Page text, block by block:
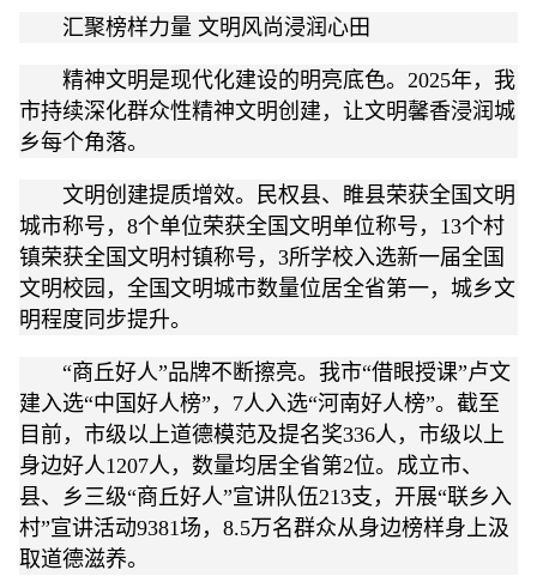
汇聚榜样力量 文明风尚浸润心田
精神文明是现代化建设的明亮底色。2025年，我
市持续深化群众性精神文明创建，让文明馨香浸润城
乡每个角落。
文明创建提质增效。民权县、睢县荣获全国文明
城市称号，8个单位荣获全国文明单位称号，13个村
镇荣获全国文明村镇称号，3所学校入选新一届全国
文明校园，全国文明城市数量位居全省第一，城乡文
明程度同步提升。
“商丘好人”品牌不断擦亮。我市“借眼授课”卢文
建入选“中国好人榜”，7人入选“河南好人榜”。截至
目前，市级以上道德模范及提名奖336人，市级以上
身边好人1207人，数量均居全省第2位。成立市、
县、乡三级“商丘好人”宣讲队伍213支，开展“联乡入
村”宣讲活动9381场，8.5万名群众从身边榜样身上汲
取道德滋养。